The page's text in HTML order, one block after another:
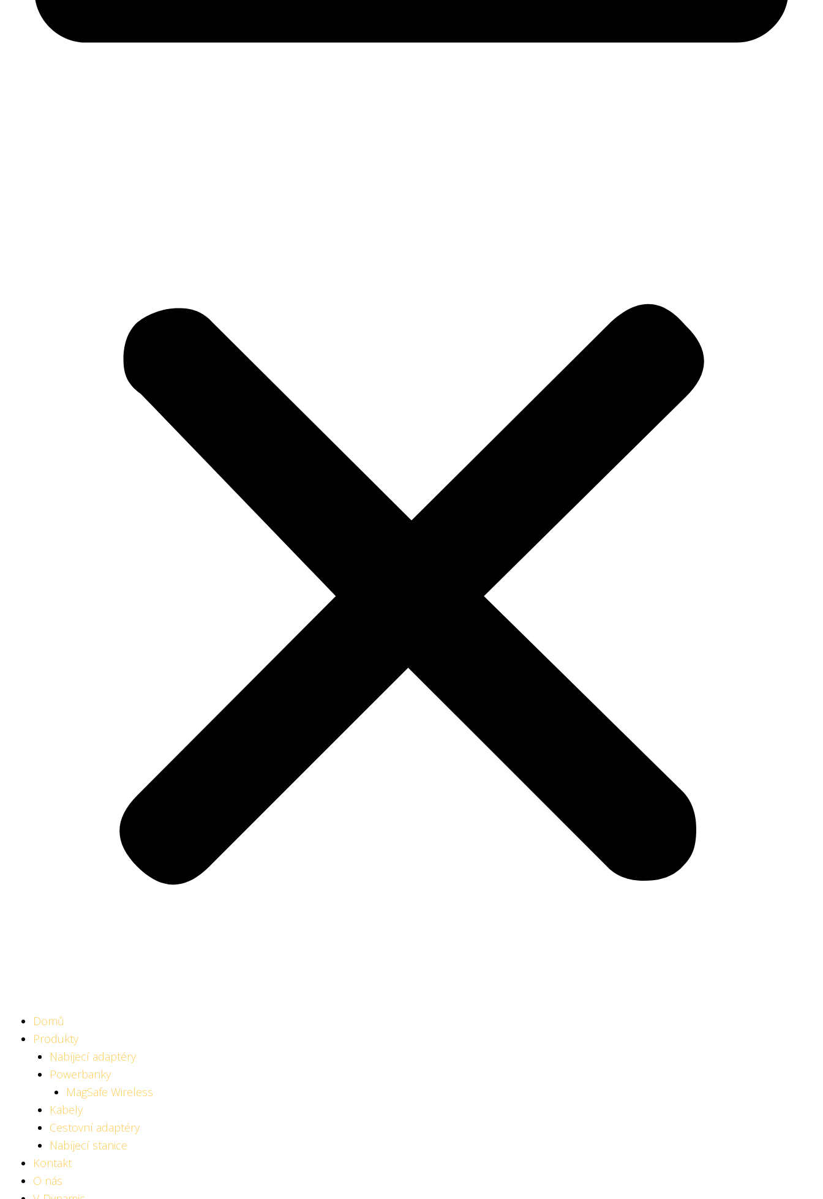
Domů
Produkty
Nabíjecí adaptéry
Powerbanky
MagSafe Wireless
Kabely
Cestovní adaptéry
Nabíjecí stanice
Kontakt
O nás